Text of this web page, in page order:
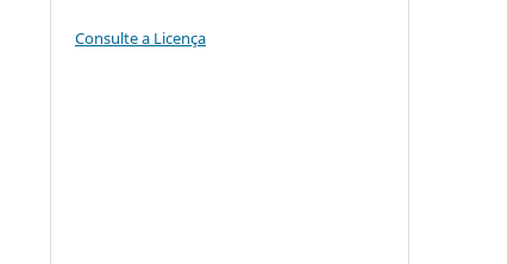
Consulte a Licença